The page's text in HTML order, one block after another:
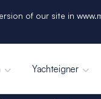
of our site in
Yachteigner